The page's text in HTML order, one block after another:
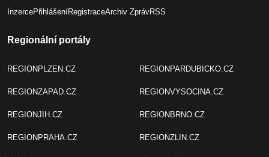
InzercePřihlášeníRegistraceArchiv ZprávRSS
Regionální portály
REGIONPLZEN.CZ
REGIONZAPAD.CZ
REGIONJIH.CZ
REGIONPRAHA.CZ
REGIONPARDUBICKO.CZ
REGIONVYSOCINA.CZ
REGIONBRNO.CZ
REGIONZLIN.CZ